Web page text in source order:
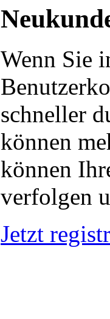
Wenn Sie
schneller
können
können
verfolgen
Jetzt